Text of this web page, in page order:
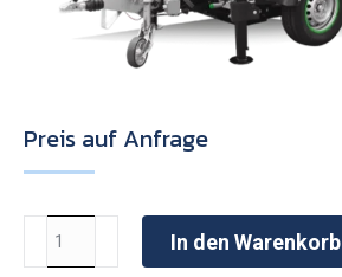
Preis auf Anfrage
WTP
X-
In den Warenkorb